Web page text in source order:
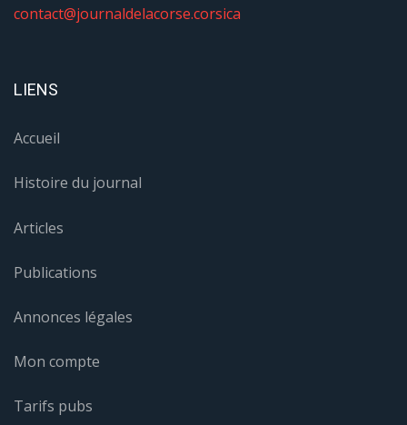
contact@journaldelacorse.corsica
LIENS
Accueil
Histoire du journal
Articles
Publications
Annonces légales
Mon compte
Tarifs pubs